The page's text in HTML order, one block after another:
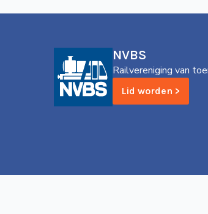
NVBS
Railvereniging van
Lid worden >